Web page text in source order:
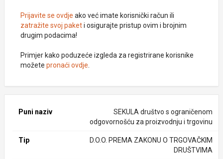
Prijavite se ovdje ako već imate korisnički račun ili
zatražite svoj paketi osigurajte pristup ovim i brojnim
drugim podacima!
Primjer kako poduzeće izgleda za registrirane korisnike
možete pronaći ovdje
Puni naziv
SEKULA društvo s ograničenom
odgovornošću za proizvodnju i trgovinu
Tip
D.O.O. PREMA ZAKONU O TRGOVAČKIM
DRUŠTVIMA